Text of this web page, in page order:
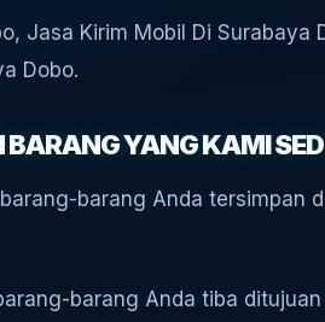
Jasa Kirim Mobil Di Surabaya
Dobo.
BARANG YANG KAMI
barang Anda
barang Anda tiba